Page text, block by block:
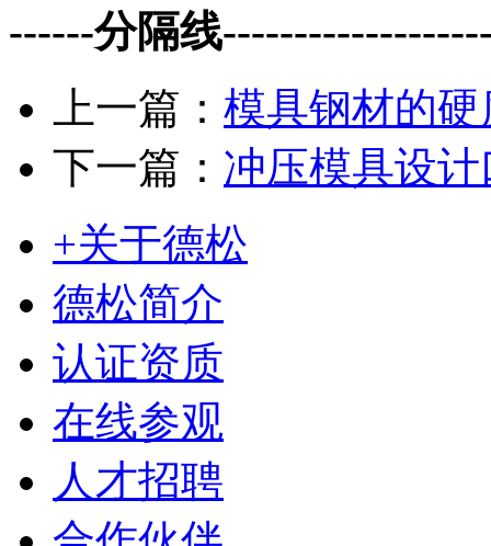
------分隔线
上一篇： 模具钢材的
下一篇： 冲压模具设计
+关于德松
德松简介
认证资质
在线参观
人才招聘